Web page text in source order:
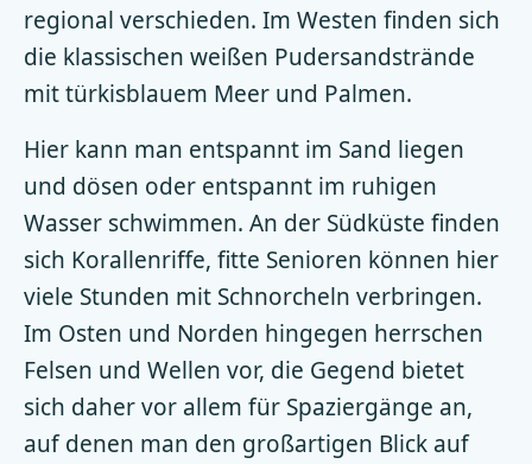
regional verschieden. Im Westen finden sich
die klassischen weißen Pudersandstrände
mit türkisblauem Meer und Palmen.
Hier kann man entspannt im Sand liegen
und dösen oder entspannt im ruhigen
Wasser schwimmen. An der Südküste finden
sich Korallenriffe, fitte Senioren können hier
viele Stunden mit Schnorcheln verbringen.
Im Osten und Norden hingegen herrschen
Felsen und Wellen vor, die Gegend bietet
sich daher vor allem für Spaziergänge an,
auf denen man den großartigen Blick auf